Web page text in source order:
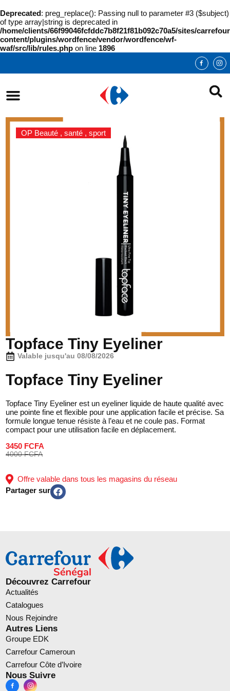
Deprecated: preg_replace(): Passing null to parameter #3 ($subject)
of type array|string is deprecated in
/home/clients/66f99046fcfddc7b8f21f81b092c70a5/sites/
content/plugins/wordfence/vendor/wordfence/wf-
waf/src/lib/rules.php on line 1896
OP Beauté , santé , sport
Topface Tiny Eyeliner
Valable jusqu'au 08/08/2026
Topface Tiny Eyeliner
Topface Tiny Eyeliner est un eyeliner liquide de haute qualité avec
une pointe fine et flexible pour une application facile et précise. Sa
formule longue tenue résiste à l’eau et ne coule pas. Format
compact pour une utilisation facile en déplacement.
3450 FCFA
4000 FCFA
Offre valable dans tous les magasins du réseau
Partager sur
Découvrez Carrefour
Actualités
Catalogues
Nous Rejoindre
Autres Liens
Groupe EDK
Carrefour Cameroun
Carrefour Côte d’Ivoire
Nous Suivre